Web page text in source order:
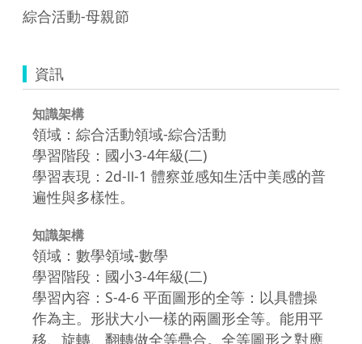
綜合活動-母親節
資訊
知識架構
領域：綜合活動領域-綜合活動
學習階段：國小3-4年級(二)
學習表現：2d-Ⅱ-1 體察並感知生活中美感的普
遍性與多樣性。
知識架構
領域：數學領域-數學
學習階段：國小3-4年級(二)
學習內容：S-4-6 平面圖形的全等：以具體操
作為主。形狀大小一樣的兩圖形全等。能用平
移、旋轉、翻轉做全等疊合。全等圖形之對應